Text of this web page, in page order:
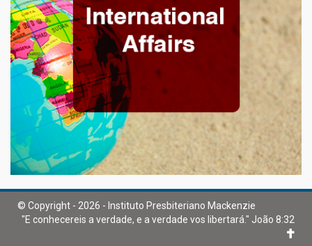
© Copyright - 2026 - Instituto Presbiteriano Mackenzie
"E conhecereis a verdade, e a verdade vos libertará." João 8:32